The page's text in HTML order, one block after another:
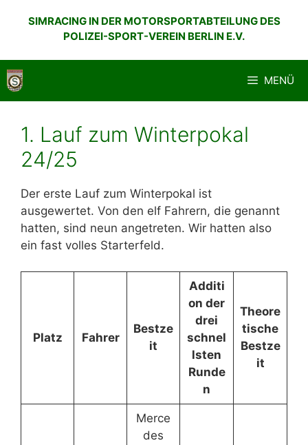
InhaltSIMRACING IN DER MOTORSPORTABTEILUNG DES
POLIZEI-SPORT-VEREIN BERLIN E.V.
MENÜ
1. Lauf zum Winterpokal
24/25
Der erste Lauf zum Winterpokal ist
ausgewertet. Von den elf Fahrern, die genannt
hatten, sind neun angetreten. Wir hatten also
ein fast volles Starterfeld.
Platz Fahrer
Bestze
it
Additi
on der
drei
schnel
lsten
Runde
n
Theore
tische
Bestze
it
Merce
des